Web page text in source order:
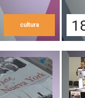
cultura